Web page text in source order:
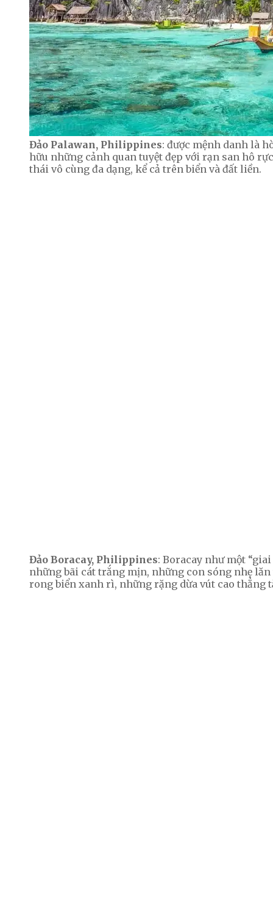
Đảo Palawan, Philippines: được mệnh danh là
hữu những cảnh quan tuyệt đẹp với rạn san hô
thái vô cùng đa dạng, kể cả trên biển và đất liền.
Đảo Boracay, Philippines: Boracay như một
những bãi cát trắng mịn, những con sóng nhẹ
rong biển xanh rì, những rặng dừa vút cao thẳng